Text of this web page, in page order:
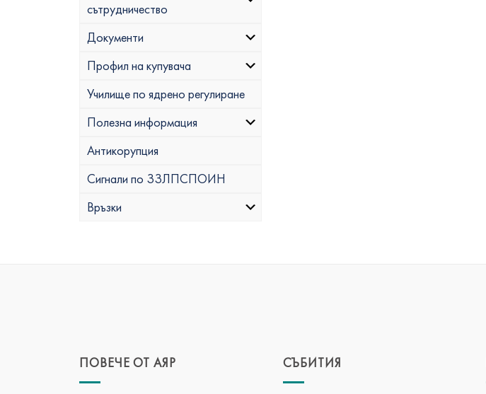
сътрудничество
Документи
Профил на купувача
Училище по ядрено регулиране
Полезна информация
Антикорупция
Сигнали по ЗЗЛПСПОИН
Връзки
ПОВЕЧЕ ОТ АЯР СЪБИТИЯ